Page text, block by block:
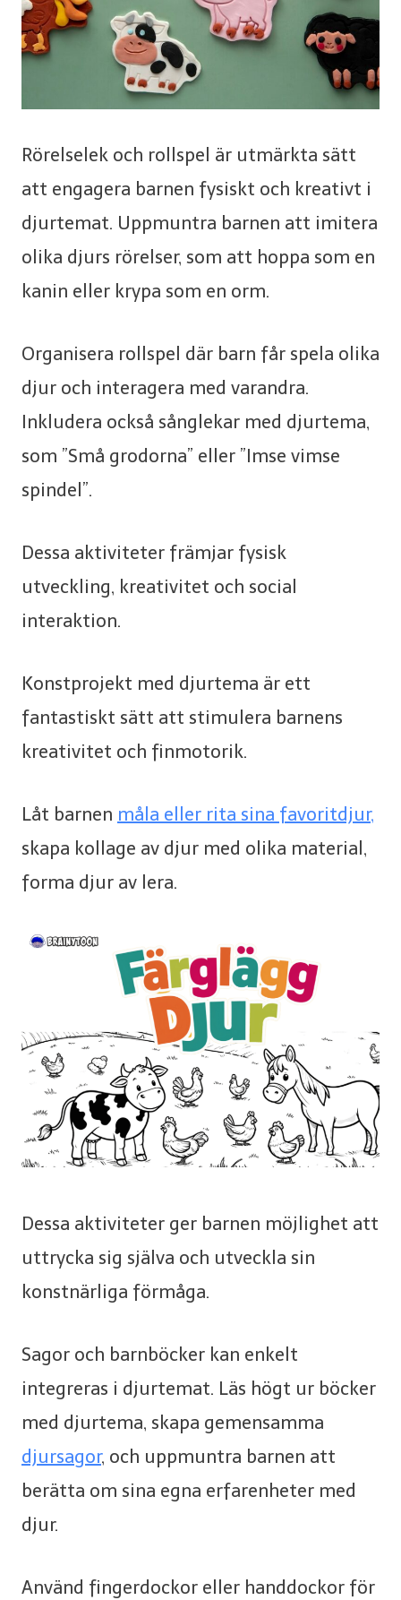
Rörelselek och rollspel är utmärkta sätt
att engagera barnen fysiskt och kreativt i
djurtemat. Uppmuntra barnen att imitera
olika djurs rörelser, som att hoppa som en
kanin eller krypa som en orm.
Organisera rollspel där barn får spela olika
djur och interagera med varandra.
Inkludera också sånglekar med djurtema,
som ”Små grodorna” eller ”Imse vimse
spindel”.
Dessa aktiviteter främjar fysisk
utveckling, kreativitet och social
interaktion.
Konstprojekt med djurtema är ett
fantastiskt sätt att stimulera barnens
kreativitet och finmotorik.
Låt barnen måla eller rita sina favoritdjur,
skapa kollage av djur med olika material,
forma djur av lera.
Dessa aktiviteter ger barnen möjlighet att
uttrycka sig själva och utveckla sin
konstnärliga förmåga.
Sagor och barnböcker kan enkelt
integreras i djurtemat. Läs högt ur böcker
med djurtema, skapa gemensamma
djursagor, och uppmuntra barnen att
berätta om sina egna erfarenheter med
djur.
Använd fingerdockor eller handdockor för